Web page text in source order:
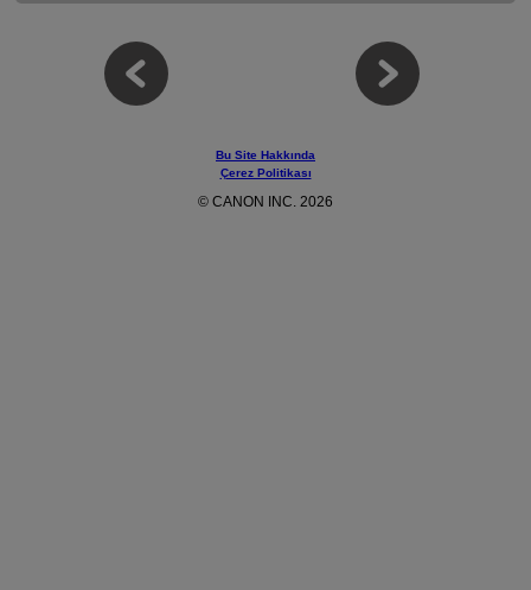
Bu Site Hakkında
Çerez Politikası
© CANON INC. 2026